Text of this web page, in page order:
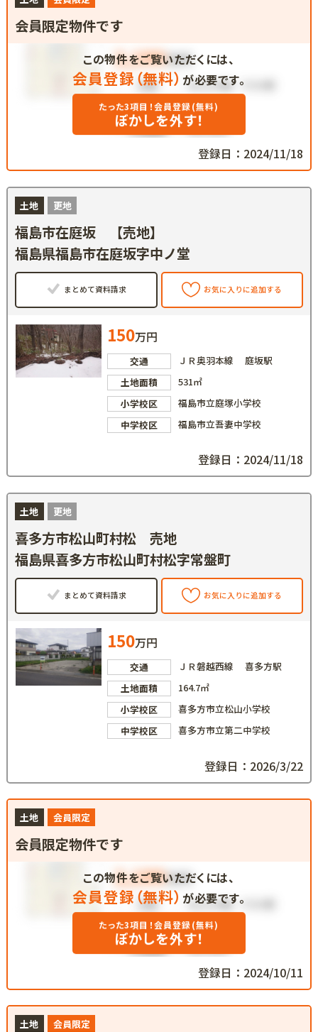
会員限定物件です
この物件をご覧いただくには、
会員登録（無料） が必要です。
たった3項目！会員登録(無料)
ぼかしを外す！
登録日：2024/11/18
土地 更地
福島市在庭坂 【売地】
福島県福島市在庭坂字中ノ堂
まとめて資料請求 お気に入りに追加する
150万円
交通
ＪＲ奥羽本線 庭坂駅
土地面積
531㎡
小学校区
福島市立庭塚小学校
中学校区
福島市立吾妻中学校
登録日：2024/11/18
土地 更地
喜多方市松山町村松 売地
福島県喜多方市松山町村松字常盤町
まとめて資料請求 お気に入りに追加する
150万円
交通
ＪＲ磐越西線 喜多方駅
土地面積
164.7㎡
小学校区
喜多方市立松山小学校
中学校区
喜多方市立第二中学校
登録日：2026/3/22
土地 会員限定
会員限定物件です
この物件をご覧いただくには、
会員登録（無料） が必要です。
たった3項目！会員登録(無料)
ぼかしを外す！
登録日：2024/10/11
土地 会員限定